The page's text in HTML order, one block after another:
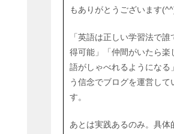
もありがとうございます(^^)
「英語は正しい学習法で誰
得可能」「仲間がいたら楽
語がしゃべれるようになる
う信念でブログを運営して
す。
あとは実践あるのみ。具体